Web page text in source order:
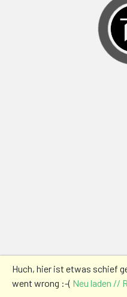
Huch, hier ist etwas schief
went wrong :-( Neu laden //